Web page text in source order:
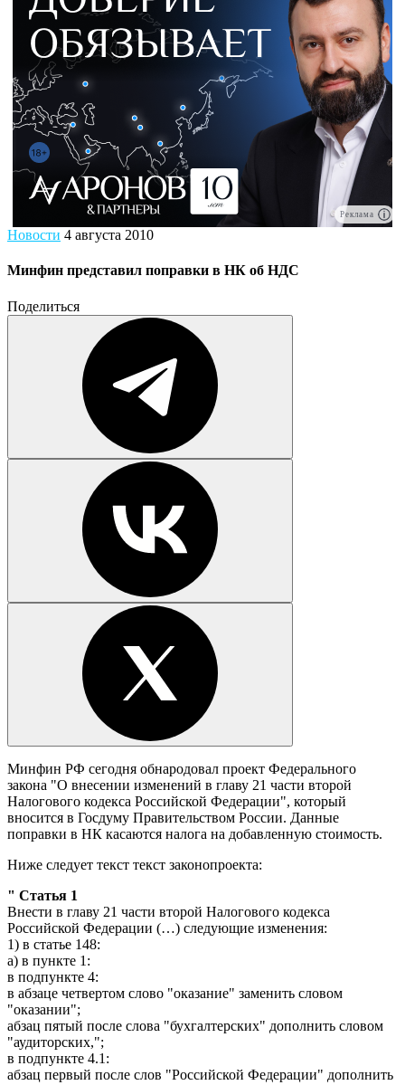
Реклама
Новости 4 августа 2010
Минфин представил поправки в НК об НДС
Поделиться
Минфин РФ сегодня обнародовал проект Федерального
закона "О внесении изменений в главу 21 части второй
Налогового кодекса Российской Федерации", который
вносится в Госдуму Правительством России. Данные
поправки в НК касаются налога на добавленную стоимость.
Ниже следует текст текст законопроекта:
" Статья 1
Внести в главу 21 части второй Налогового кодекса
Российской Федерации (…) следующие изменения:
1) в статье 148:
а) в пункте 1:
в подпункте 4:
в абзаце четвертом слово "оказание" заменить словом
"оказании";
абзац пятый после слова "бухгалтерских" дополнить словом
"аудиторских,";
в подпункте 4.1:
абзац первый после слов "Российской Федерации" дополнить